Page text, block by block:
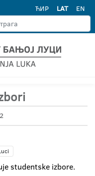
ЋИР LAT EN
studentske izbore.